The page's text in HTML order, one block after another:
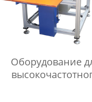
Оборудование